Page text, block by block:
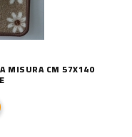
MISURA CM 57X140